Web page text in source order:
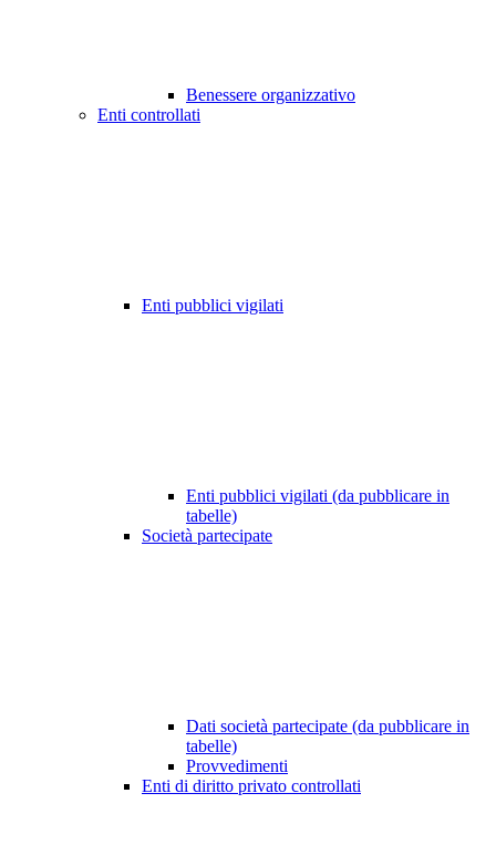
Benessere organizzativo
Enti controllati
Enti pubblici vigilati
Enti pubblici vigilati (da pubblicare in
tabelle)
Società partecipate
Dati società partecipate (da pubblicare in
tabelle)
Provvedimenti
Enti di diritto privato controllati